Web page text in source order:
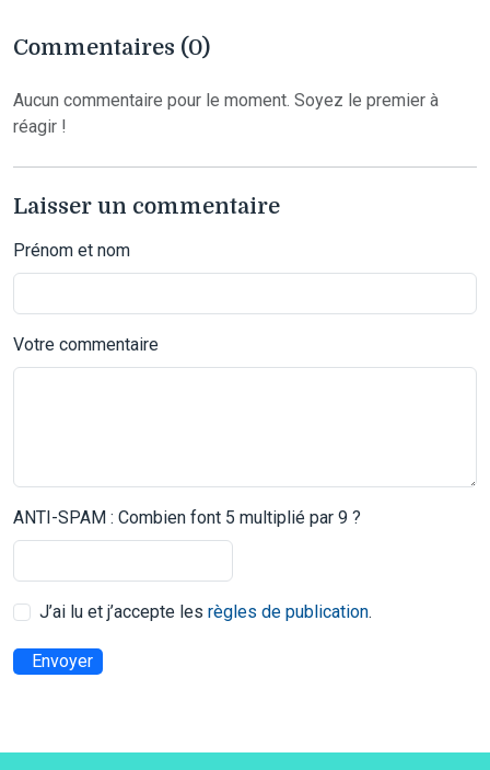
Commentaires (0)
Aucun commentaire pour le moment. Soyez le premier à
réagir !
Laisser un commentaire
Prénom et nom
Votre commentaire
ANTI-SPAM : Combien font 5 multiplié par 9 ?
J’ai lu et j’accepte les règles de publication.
Envoyer